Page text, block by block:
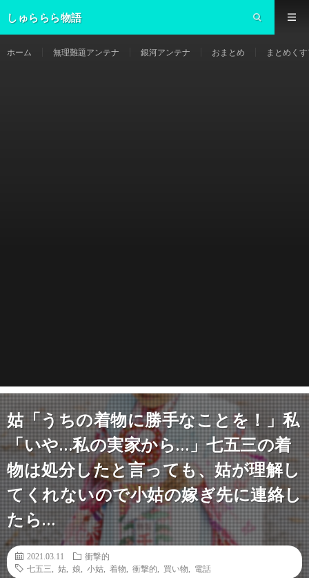
しゅららら物語
ホーム 無理難題アンテナ 銀河アンテナ おまとめ まとめく
姑「うちの着物に勝手なことを！」私
「いや…私の実家から…」七五三の着
物は処分したと言っても、姑が理解し
てくれないので小姑の嫁ぎ先に連絡し
たら…
2021.03.11
衝撃的
七五三
姑 娘 小姑 着物 衝撃的 買い物 電話